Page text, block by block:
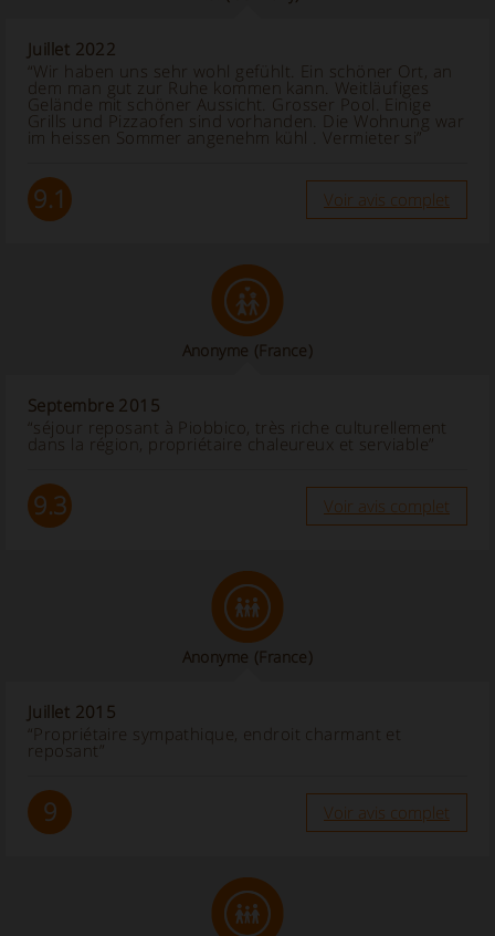
Juillet 2022
“Wir haben uns sehr wohl gefühlt. Ein schöner Ort, an
dem man gut zur Ruhe kommen kann. Weitläufiges
Gelände mit schöner Aussicht. Grosser Pool. Einige
Grills und Pizzaofen sind vorhanden. Die Wohnung war
im heissen Sommer angenehm kühl . Vermieter si”
9.1 Voir avis complet
Anonyme (France)
Septembre 2015
“séjour reposant à Piobbico, très riche culturellement
dans la région, propriétaire chaleureux et serviable”
9.3 Voir avis complet
Anonyme (France)
Juillet 2015
“Propriétaire sympathique, endroit charmant et
reposant”
9 Voir avis complet